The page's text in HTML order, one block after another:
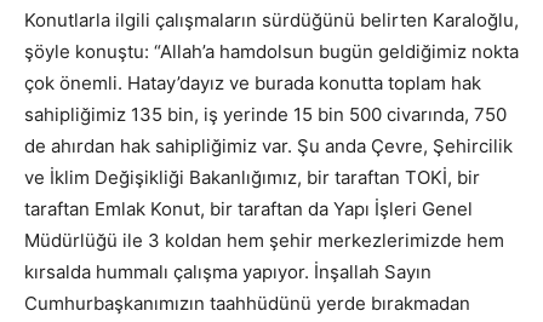
Konutlarla ilgili çalışmaların sürdüğünü belirten Karaloğlu,
şöyle konuştu: “Allah’a hamdolsun bugün geldiğimiz nokta
çok önemli. Hatay’dayız ve burada konutta toplam hak
sahipliğimiz 135 bin, iş yerinde 15 bin 500 civarında, 750
de ahırdan hak sahipliğimiz var. Şu anda Çevre, Şehircilik
ve İklim Değişikliği Bakanlığımız, bir taraftan TOKİ, bir
taraftan Emlak Konut, bir taraftan da Yapı İşleri Genel
Müdürlüğü ile 3 koldan hem şehir merkezlerimizde hem
kırsalda hummalı çalışma yapıyor. İnşallah Sayın
Cumhurbaşkanımızın taahhüdünü yerde bırakmadan